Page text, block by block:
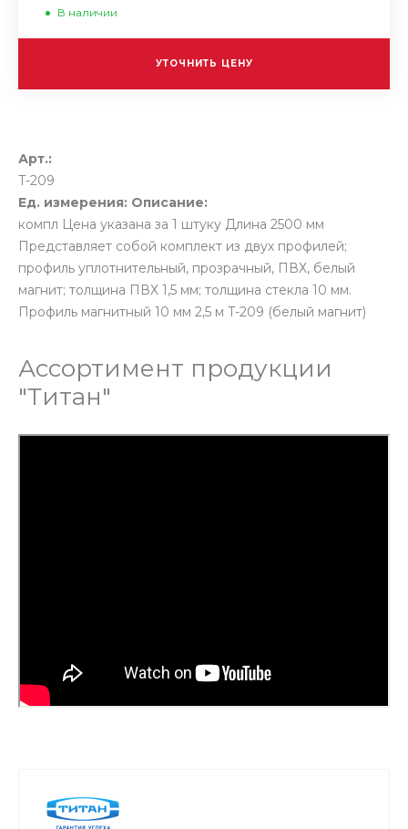
В наличии
УТОЧНИТЬ ЦЕНУ
Арт.:
T-209
Ед. измерения: Описание:
компл Цена указана за 1 штуку Длина 2500 мм
Представляет собой комплект из двух профилей;
профиль уплотнительный, прозрачный, ПВХ, белый
магнит; толщина ПВХ 1,5 мм; толщина стекла 10 мм.
Профиль магнитный 10 мм 2,5 м T-209 (белый магнит)
Ассортимент продукции
"Титан"